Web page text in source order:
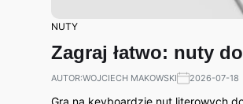
NUTY
Zagraj łatwo: nuty
AUTOR:WOJCIECH MAKOWSKI 2026-07-18